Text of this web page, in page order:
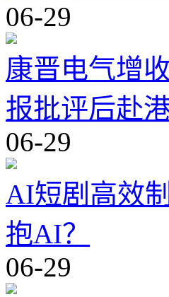
06-29
康晋电气增
报批评后赴
06-29
AI短剧高效
抱AI？
06-29